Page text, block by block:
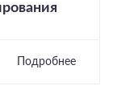
Подробнее